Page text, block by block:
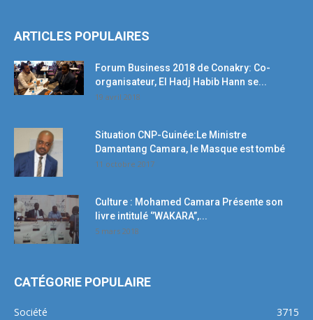
ARTICLES POPULAIRES
Forum Business 2018 de Conakry: Co-
organisateur, El Hadj Habib Hann se...
19 avril 2018
Situation CNP-Guinée:Le Ministre
Damantang Camara, le Masque est tombé
11 octobre 2017
Culture : Mohamed Camara Présente son
livre intitulé ‘’WAKARA’’,...
5 mars 2018
CATÉGORIE POPULAIRE
Société 3715